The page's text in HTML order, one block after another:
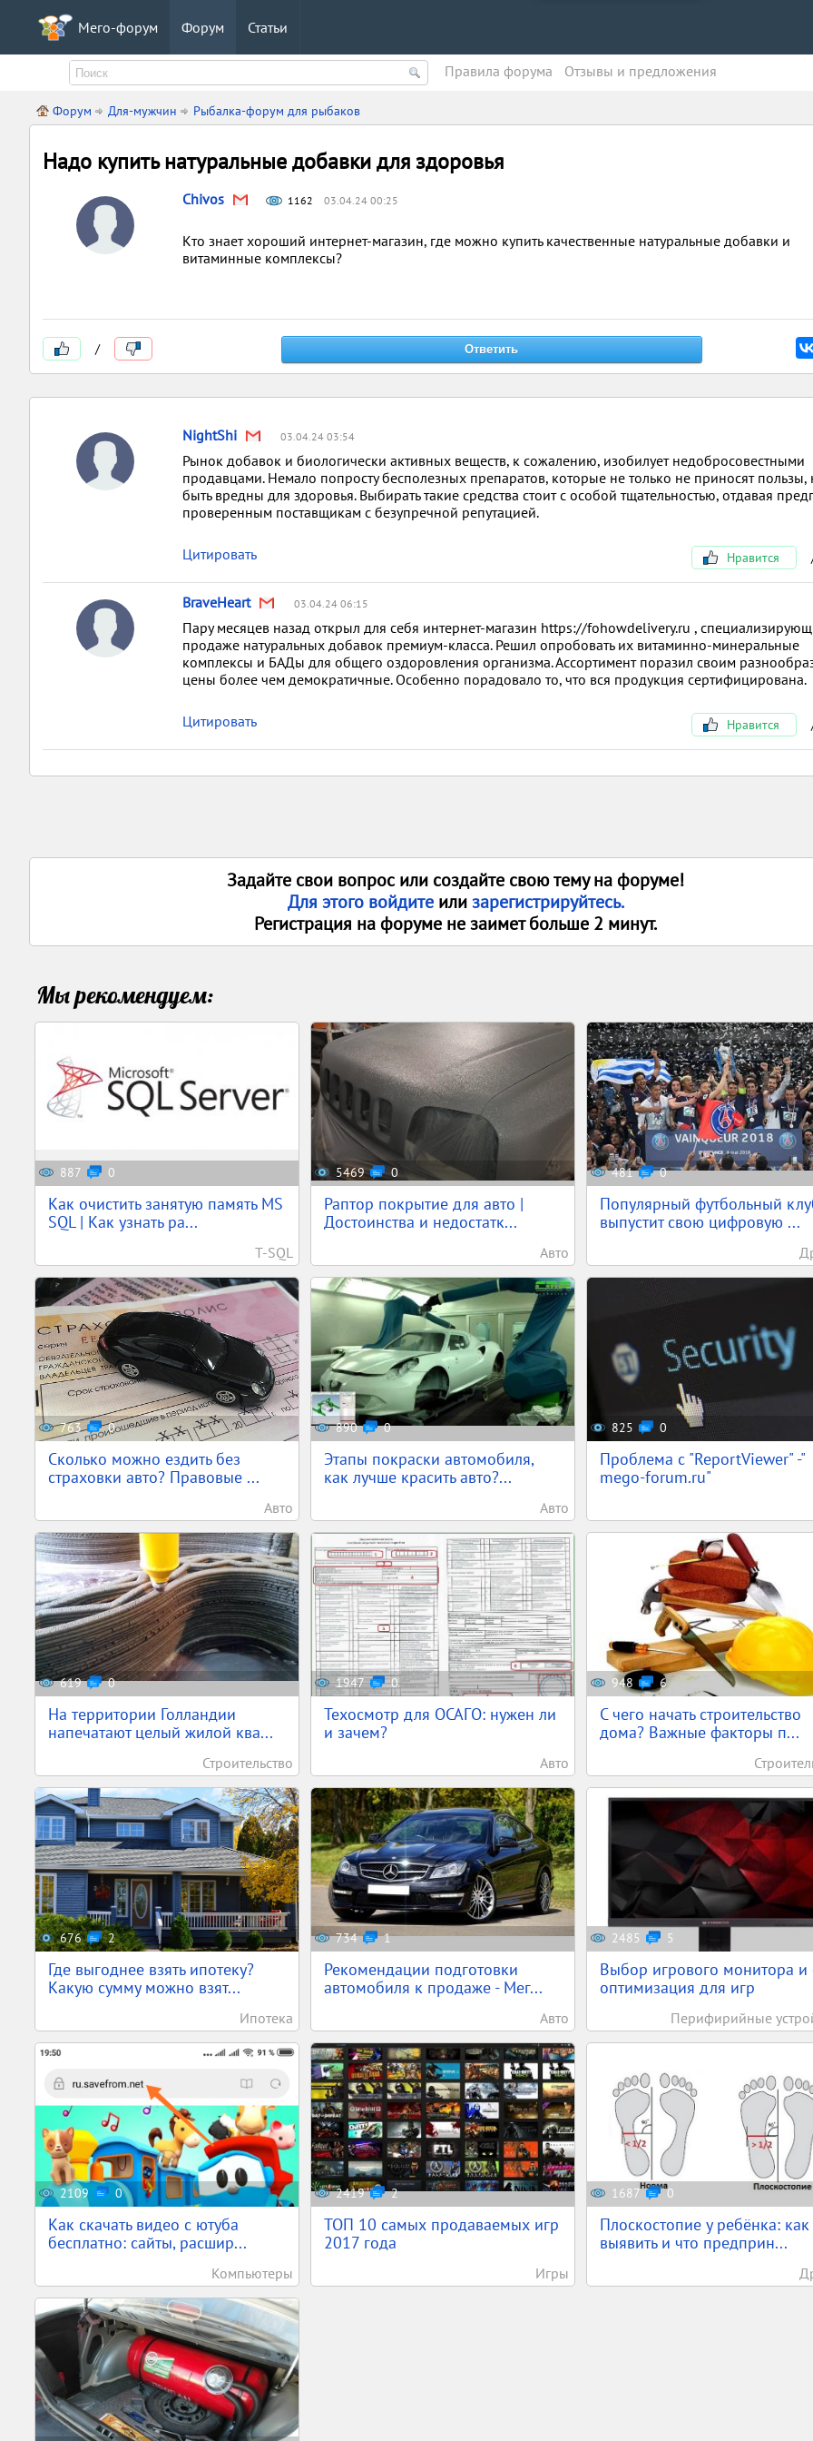
Мего-форум Форум Статьи
Правила форума Oтзывы и предложения
Форум Для-мужчин Рыбалка-форум для рыбаков
Надо купить натуральные добавки для здоровья
Chivos 1162 03.04.24 00:25
Кто знает хороший интернет-магазин, где можно купить качественные натуральные добавки и
витаминные комплексы?
/
NightShi 03.04.24 03:54
Рынок добавок и биологически активных веществ, к сожалению, изобилует недобросовестными
продавцами. Немало попросту бесполезных препаратов, которые не только не приносят пользы,
быть вредны для здоровья. Выбирать такие средства стоит с особой тщательностью, отдавая
проверенным поставщикам с безупречной репутацией.
Цитировать Нравится
BraveHeart 03.04.24 06:15
Пару месяцев назад открыл для себя интернет-магазин https://fohowdelivery.ru ,
продаже натуральных добавок премиум-класса. Решил опробовать их витаминно-минеральные
комплексы и БАДы для общего оздоровления организма. Ассортимент поразил своим
цены более чем демократичные. Особенно порадовало то, что вся продукция сертифицирована.
Цитировать Нравится
Задайте свои вопрос или создайте свою тему на форуме!
Для этого войдите илизарегистрируйтесь.
Регистрация на форуме не заимет больше 2 минут.
Мы рекомендуем:
887 0
Как очистить занятую память MS
SQL | Как узнать ра...
T-SQL
5469 0
Раптор покрытие для авто |
Достоинства и недостатк...
Авто
481 0
Популярный футбольный
выпустит свою цифровую ...
763 0
Сколько можно ездить без
страховки авто? Правовые ...
Авто
890 0
Этапы покраски автомобиля,
как лучше красить авто?...
Авто
825 0
Проблема с "ReportViewer" -"
mego-forum.ru"
619 0
На территории Голландии
напечатают целый жилой ква...
Строительство
1947 0
Техосмотр для ОСАГО: нужен ли
и зачем?
Авто
948 6
С чего начать строительство
дома? Важные факторы п...
676 2
Где выгоднее взять ипотеку?
Какую сумму можно взят...
Ипотека
734 1
Рекомендации подготовки
автомобиля к продаже - Мег...
Авто
2485 5
Выбор игрового монитора и
оптимизация для игр
Перифирийные
2109 0
Как скачать видео с ютуба
бесплатно: сайты, расшир...
Компьютеры
2419 2
ТОП 10 самых продаваемых игр
2017 года
Игры
1687 0
Плоскостопие у ребёнка: как
выявить и что предприн...